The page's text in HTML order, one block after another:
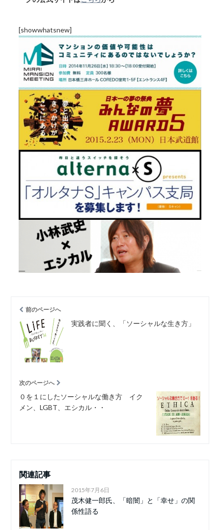
[showwhatsnew]
前のページへ
実践者に聞く、「ソーシャルな生き方」
次のページへ
０を１にしたソーシャルな働き方 イク
メン、LGBT、エシカル・・
関連記事
2015年7月6日
茂木健一郎氏、「暗闇」と「幸せ」の関
係性語る